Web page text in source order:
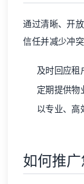
通过清晰、开
信任并减少冲突
及时回应租
定期提供物
以专业、高
如何推